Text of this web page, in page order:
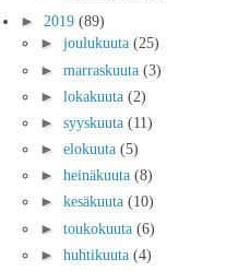
► 2019 (89)
► joulukuuta (25)
► marraskuuta (3)
► lokakuuta (2)
► syyskuuta (11)
► elokuuta (5)
► heinäkuuta (8)
► kesäkuuta (10)
► toukokuuta (6)
► huhtikuuta (4)